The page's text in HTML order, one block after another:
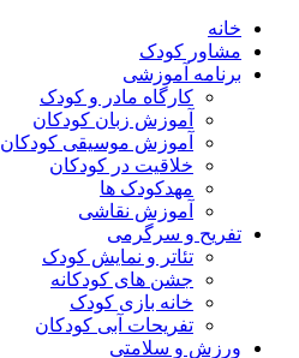
خانه
مشاور کودک
برنامه آموزشی
کارگاه مادر و کودک
آموزش زبان کودکان
آموزش موسیقی کودکان
خلاقیت در کودکان
مهد‌کودک ها
آموزش نقاشی
تفریح و سرگرمی
تئاتر و نمایش کودک
جشن های کودکانه
خانه بازی کودک
تفریحات آبی کودکان
ورزش و سلامتی